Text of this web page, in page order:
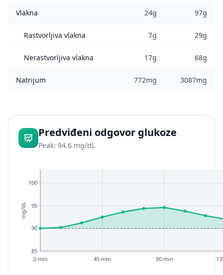
Vlakna 24g 97g
Rastvorljiva vlakna 7g 29g
Nerastvorljiva vlakna 17g 68g
Natrijum 772mg 3087mg
Predviđeni odgovor glukoze
Peak: 94.6 mg/dL
85
90
95
100
0 min 45 min 90 min
mg/dL